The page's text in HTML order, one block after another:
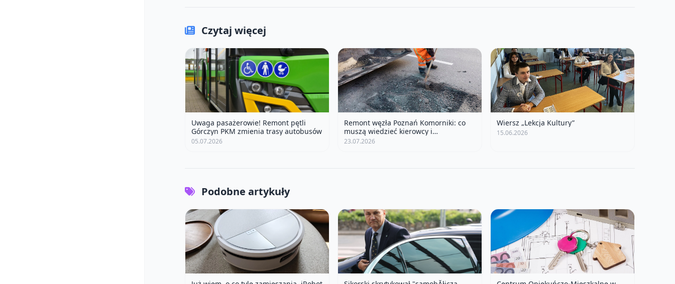
Czytaj więcej
Uwaga pasażerowie! Remont pętli
Górczyn PKM zmienia trasy autobusów
05.07.2026
Remont węzła Poznań Komorniki: co
muszą wiedzieć kierowcy i
mieszkańcy?
23.07.2026
Wiersz „Lekcja Kultury”
15.06.2026
Podobne artykuły